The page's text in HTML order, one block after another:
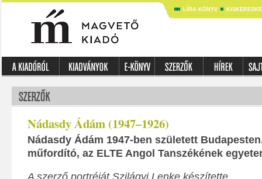
LÍRA KÖNYV
Nádasdy Ádám (1947–1926)
Nádasdy Ádám 1947-ben született
műfordító, az ELTE Angol Tanszékének
A szerző portréját Szilágyi Lenke készítette.